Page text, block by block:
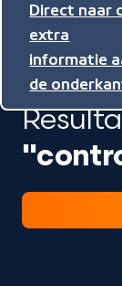
Direct naar
inhoud
Direct naar
Direct naar
extra
informatie
de
Menu
Naar
de
van
NPO